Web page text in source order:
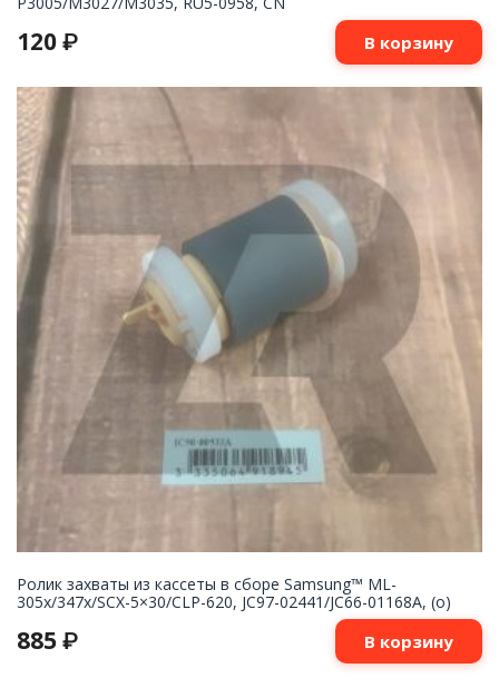
120 ₽ В корзину
Ролик захваты из кассеты в сборе Samsung™ ML-
305x/347x/SCX-5×30/CLP-620, JC97-02441/JC66-01168A, (o)
885 ₽ В корзину